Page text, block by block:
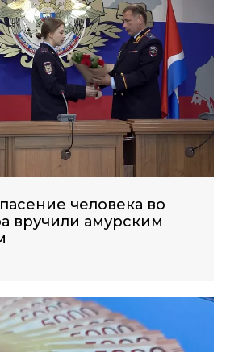
человека во
вручили амурским